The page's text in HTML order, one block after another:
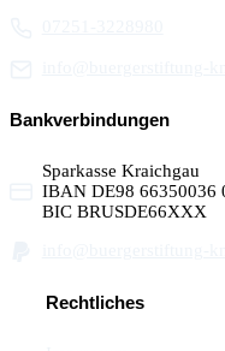
Bankverbindungen
Sparkasse Kraichgau
IBAN DE98 66350036
BIC BRUSDE66XXX
Rechtliches